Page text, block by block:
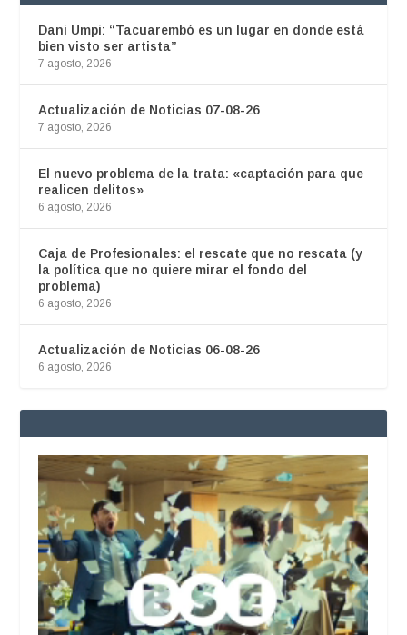
Dani Umpi: “Tacuarembó es un lugar en donde está
bien visto ser artista”
7 agosto, 2026
Actualización de Noticias 07-08-26
7 agosto, 2026
El nuevo problema de la trata: «captación para que
realicen delitos»
6 agosto, 2026
Caja de Profesionales: el rescate que no rescata (y
la política que no quiere mirar el fondo del
problema)
6 agosto, 2026
Actualización de Noticias 06-08-26
6 agosto, 2026